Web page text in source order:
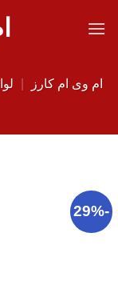
ام وی ام کارز
-29%